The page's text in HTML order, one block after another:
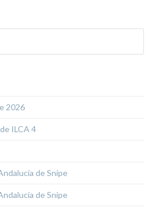
2026
ILCA 4
de Snipe
de Snipe